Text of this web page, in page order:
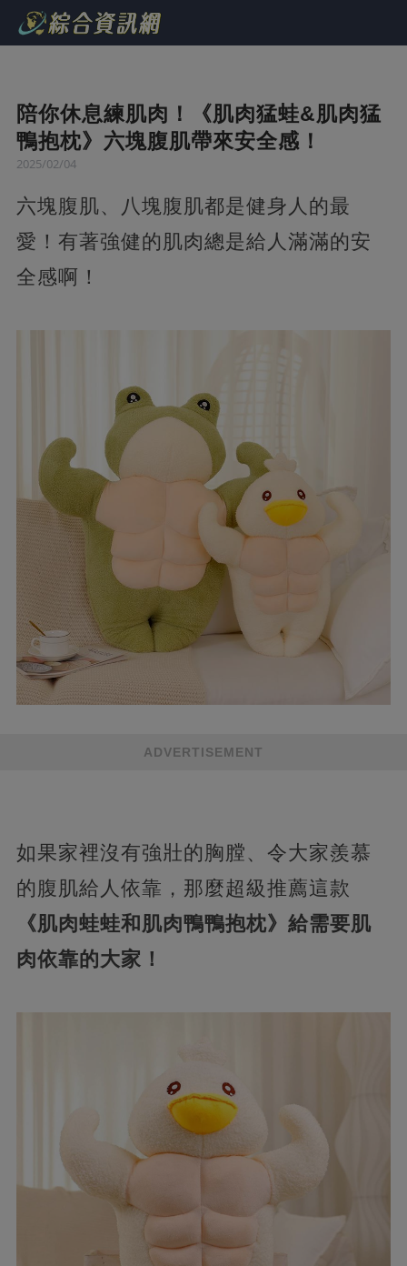
陪你休息練肌肉！《肌肉猛蛙&肌肉猛
鴨抱枕》六塊腹肌帶來安全感！
2025/02/04
六塊腹肌、八塊腹肌都是健身人的最
愛！有著強健的肌肉總是給人滿滿的安
全感啊！
ADVERTISEMENT
如果家裡沒有強壯的胸膛、令大家羨慕
的腹肌給人依靠，那麼超級推薦這款
《肌肉蛙蛙和肌肉鴨鴨抱枕》給需要肌
肉依靠的大家！